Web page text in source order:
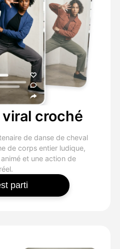
croché
de danse de cheval
de corps entier ludique,
et une action de
parti